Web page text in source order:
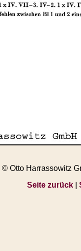
© Otto Harrassowitz
Seite zurück|